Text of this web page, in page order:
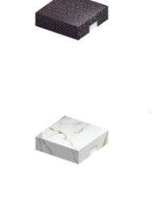
Litteratur
Verktyg
Överföringsark